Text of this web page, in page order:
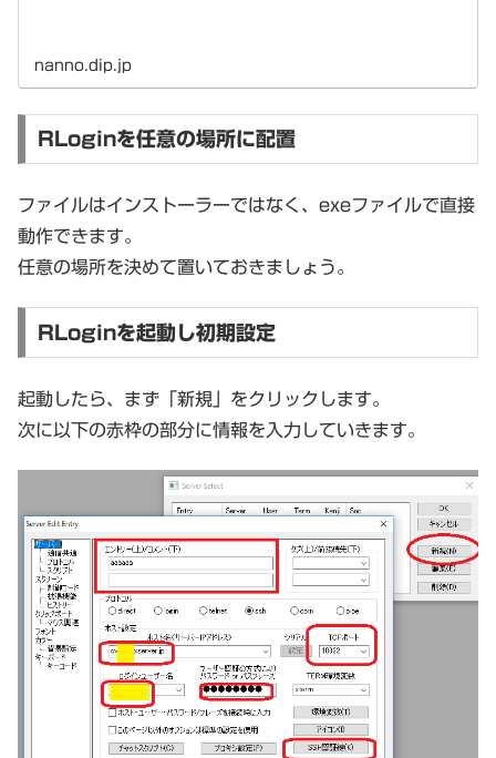
nanno.dip.jp
RLoginを任意の場所に配置
ファイルはインストーラーではなく、exeファイルで直接
動作できます。
任意の場所を決めて置いておきましょう。
RLoginを起動し初期設定
起動したら、まず「新規」をクリックします。
次に以下の赤枠の部分に情報を入力していきます。